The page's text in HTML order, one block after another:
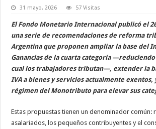
31 mayo, 2026 57 Visitas
El Fondo Monetario Internacional publicó el
una serie de recomendaciones de reforma
Argentina que proponen ampliar la base del
Ganancias de la cuarta categoría
cual los trabajadores tributan—, extender la
IVA a bienes y servicios actualmente
régimen del Monotributo para elevar sus
Estas propuestas tienen un denominador común:
asalariados, los pequeños contribuyentes y el